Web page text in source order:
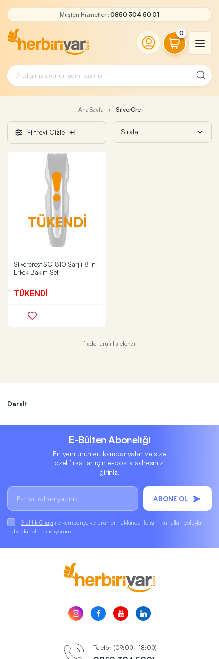
Müşteri Hizmetleri: 0850 304 50 01
0
Ana Sayfa SilverCre
Filtreyi Gizle
TÜKENDİ
Silvercrest SC-810 Şarjlı 8 in1
Erkek Bakım Seti
TÜKENDİ
1 adet ürün listelendi
Daralt
E-Bülten Aboneliği
En yeni ürünler, kampanyalar ve size
özel fırsatlar için e-posta adresinizi
giriniz.
ABONE OL
Gizlilik Onayı ile kampanya ve ürünler hakkında iletişim kanalları yoluyla
haberdar olmak istiyorum.
Telefon (09:00 - 18:00)